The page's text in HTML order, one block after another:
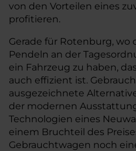
von den Vorteilen eines
profitieren.
Gerade für Rotenburg, wo
Pendeln an der
ein Fahrzeug zu haben,
auch effizient ist.
ausgezeichnete
der modernen
Technologien eines
einem Bruchteil des
Gebrauchtwagen noch